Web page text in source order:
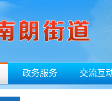
政务服务 交流互